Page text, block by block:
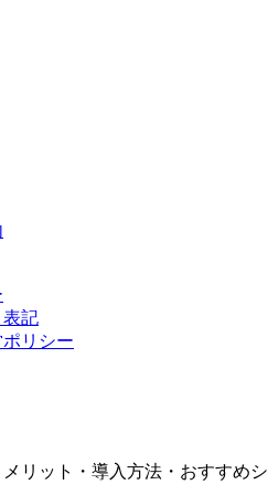
記
リシー
リット・導入方法・おすすめ